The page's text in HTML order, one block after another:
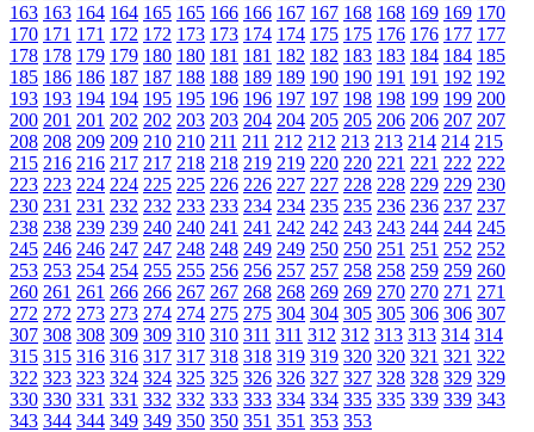
163 163 164 164 165 165 166 166 167 167 168 168 169 169 170
170 171 171 172 172 173 173 174 174 175 175 176 176 177 177
178 178 179 179 180 180 181 181 182 182 183 183 184 184 185
185 186 186 187 187 188 188 189 189 190 190 191 191 192 192
193 193 194 194 195 195 196 196 197 197 198 198 199 199 200
200 201 201 202 202 203 203 204 204 205 205 206 206 207 207
208 208 209 209 210 210 211 211 212 212 213 213 214 214 215
215 216 216 217 217 218 218 219 219 220 220 221 221 222 222
223 223 224 224 225 225 226 226 227 227 228 228 229 229 230
230 231 231 232 232 233 233 234 234 235 235 236 236 237 237
238 238 239 239 240 240 241 241 242 242 243 243 244 244 245
245 246 246 247 247 248 248 249 249 250 250 251 251 252 252
253 253 254 254 255 255 256 256 257 257 258 258 259 259 260
260 261 261 266 266 267 267 268 268 269 269 270 270 271 271
272 272 273 273 274 274 275 275 304 304 305 305 306 306 307
307 308 308 309 309 310 310 311 311 312 312 313 313 314 314
315 315 316 316 317 317 318 318 319 319 320 320 321 321 322
322 323 323 324 324 325 325 326 326 327 327 328 328 329 329
330 330 331 331 332 332 333 333 334 334 335 335 339 339 343
343 344 344 349 349 350 350 351 351 353 353